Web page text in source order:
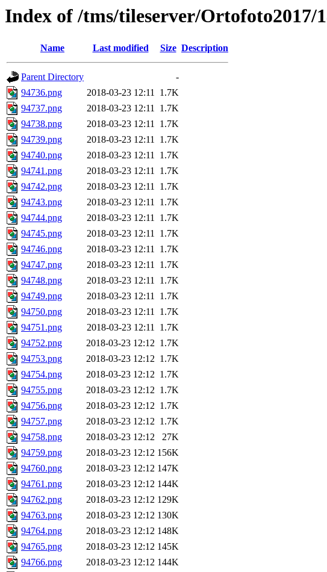
Index of /tms/tileserver/Ortofoto2017/
Name Last modified Size Description
Parent Directory
-
94736.png
2018-03-23 12:11 1.7K
94737.png
2018-03-23 12:11 1.7K
94738.png
2018-03-23 12:11 1.7K
94739.png
2018-03-23 12:11 1.7K
94740.png
2018-03-23 12:11 1.7K
94741.png
2018-03-23 12:11 1.7K
94742.png
2018-03-23 12:11 1.7K
94743.png
2018-03-23 12:11 1.7K
94744.png
2018-03-23 12:11 1.7K
94745.png
2018-03-23 12:11 1.7K
94746.png
2018-03-23 12:11 1.7K
94747.png
2018-03-23 12:11 1.7K
94748.png
2018-03-23 12:11 1.7K
94749.png
2018-03-23 12:11 1.7K
94750.png
2018-03-23 12:11 1.7K
94751.png
2018-03-23 12:11 1.7K
94752.png
2018-03-23 12:12 1.7K
94753.png
2018-03-23 12:12 1.7K
94754.png
2018-03-23 12:12 1.7K
94755.png
2018-03-23 12:12 1.7K
94756.png
2018-03-23 12:12 1.7K
94757.png
2018-03-23 12:12 1.7K
94758.png
2018-03-23 12:12
27K
94759.png
2018-03-23 12:12 156K
94760.png
2018-03-23 12:12 147K
94761.png
2018-03-23 12:12 144K
94762.png
2018-03-23 12:12 129K
94763.png
2018-03-23 12:12 130K
94764.png
2018-03-23 12:12 148K
94765.png
2018-03-23 12:12 145K
94766.png
2018-03-23 12:12 144K